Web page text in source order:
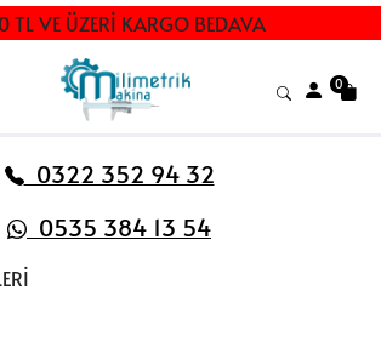
TL VE ÜZERİ KARGO BEDAVA
0
0322 352 94 32
0535 384 13 54